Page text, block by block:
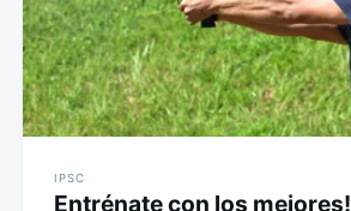
IPSC
Entrénate con los mejores!